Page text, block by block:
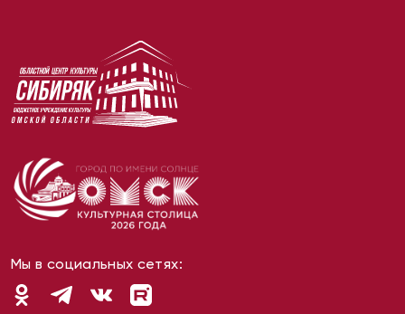
Мы в социальных сетях: